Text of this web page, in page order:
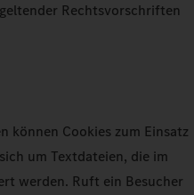
Rechtsvorschriften
können Cookies zum Einsatz
um Textdateien, die im
werden. Ruft ein Besucher